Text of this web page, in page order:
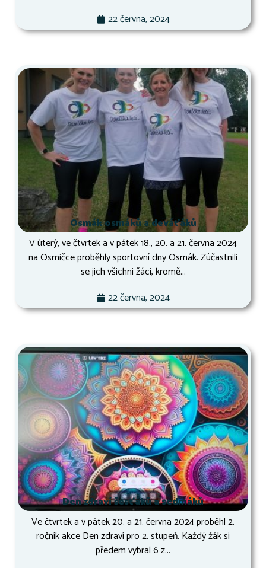
22 června, 2024
Osmák osmáků a deváťáků
V úterý, ve čtvrtek a v pátek 18., 20. a 21. června 2024
na Osmičce proběhly sportovní dny Osmák. Zúčastnili
se jich všichni žáci, kromě...
22 června, 2024
Den zdraví šesťáků a sedmáků
Ve čtvrtek a v pátek 20. a 21. června 2024 proběhl 2.
ročník akce Den zdraví pro 2. stupeň. Každý žák si
předem vybral 6 z...